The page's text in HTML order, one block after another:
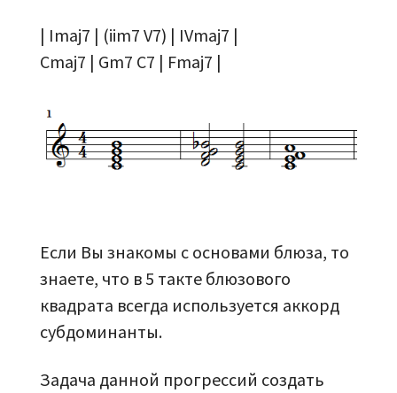
| Imaj7 | (iim7 V7) | IVmaj7 |
Cmaj7 | Gm7 C7 | Fmaj7 |
Если Вы знакомы с основами блюза, то
знаете, что в 5 такте блюзового
квадрата всегда используется аккорд
субдоминанты.
Задача данной прогрессий создать